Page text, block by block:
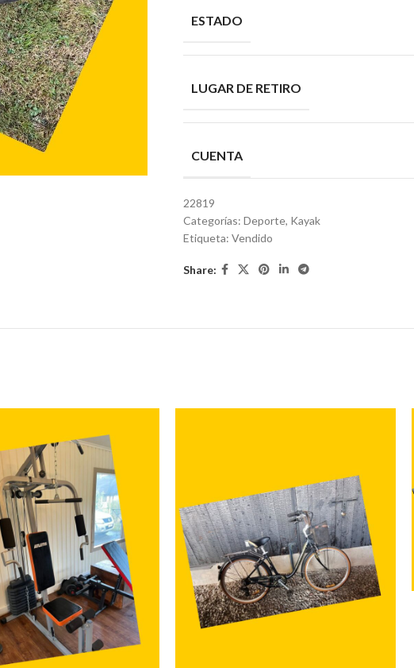
ESTADO
LUGAR DE RETIRO
CUENTA
22819
Categorías: Deporte, Kayak
Etiqueta: Vendido
Share: